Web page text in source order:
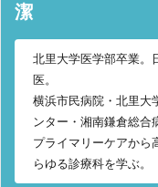
潔
北里大学医学部卒業。
医。
横浜市民病院・北里大
ンター・湘南鎌倉総合
プライマリーケアから
らゆる診療科を学ぶ。